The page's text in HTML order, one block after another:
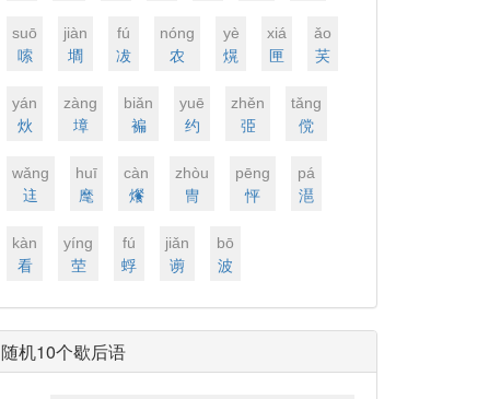
suō
嗦
jiàn
墹
fú
冹
nónɡ
农
yè
熀
xiá
匣
ǎo
芺
yán
炏
zànɡ
墇
biǎn
褊
yuē
约
zhěn
弫
tǎnɡ
傥
wǎnɡ
迬
huī
麾
càn
爘
zhòu
冑
pēnɡ
怦
pá
潖
kàn
看
yínɡ
茔
fú
蜉
jiǎn
谫
bō
波
随机10个歇后语